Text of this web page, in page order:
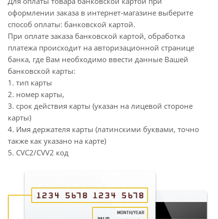
оформлении заказа в интернет-магазине выберите
способ оплаты: банковской картой.
При оплате заказа банковской картой, обработка
платежа происходит на авторизационной странице
банка, где Вам необходимо ввести данные Вашей
банковской карты:
1. тип карты
2. номер карты,
3. срок действия карты (указан на лицевой стороне
карты)
4. Имя держателя карты (латинскими буквами, точно
также как указано на карте)
5. CVC2/CVV2 код